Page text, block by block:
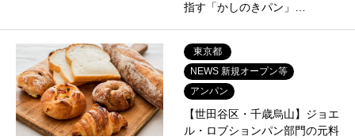
指す「かしのきパン」…
東京都
NEWS 新規オープン等
アンパン
【世田谷区・千歳烏山】ジョエ
ル・ロブションパン部門の元料